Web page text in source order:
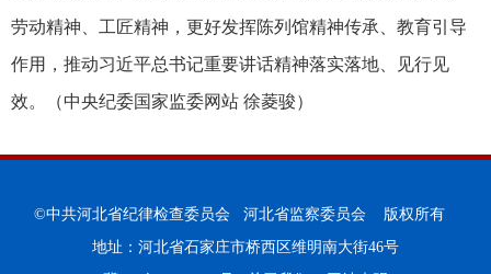
劳动精神、工匠精神，更好发挥陈列馆精神传承、教育引导
作用，推动习近平总书记重要讲话精神落实落地、见行见
效。（中央纪委国家监委网站 徐菱骏）
©中共河北省纪律检查委员会 河北省监察委员会 版权所有
地址：河北省石家庄市桥西区维明南大街46号